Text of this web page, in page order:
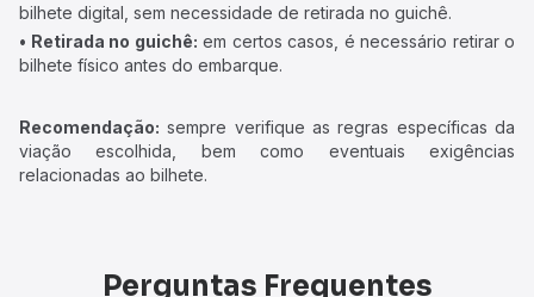
bilhete digital, sem necessidade de retirada no guichê.
• Retirada no guichê: em certos casos, é necessário retirar o
bilhete físico antes do embarque.
Recomendação: sempre verifique as regras específicas da
viação escolhida, bem como eventuais exigências
relacionadas ao bilhete.
Perguntas Frequentes